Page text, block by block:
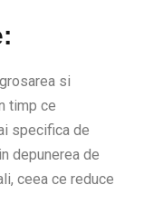
si
timp ce
specifica de
depunerea de
ceea ce reduce